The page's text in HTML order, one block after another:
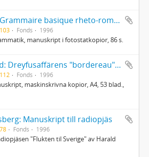
Pedro Calvo: Grammaire basique rheto-romaine en français
Fonds 1996
manuskript i fotostatkopior, 86 s.
Sven Gunnard: Dreyfusaffärens "bordereau" : En gåta?
Fonds 1996
maskinskrivna kopior, A4, 53 blad.,
Manuskript till radiopjäs
Fonds 1996
"Flukten til Sverige" av Harald